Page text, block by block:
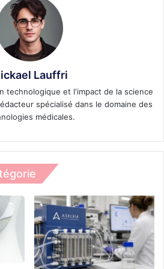
Lauffri
technologique et l'impact de la science
spécialisé dans le domaine des
médicales.